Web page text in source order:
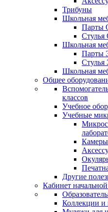
Трибуны
Школьная
Парты
Стулья
Школьная
Парты
Стулья
Школьная
Общее
классов
Учебное
Учебные
Камеры
Другие
Кабинет
Коллекции и